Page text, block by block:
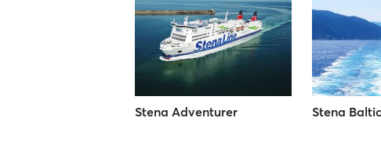
Stena Adventurer Stena